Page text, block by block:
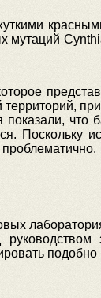
мутаций
территорий,
что
Поскольку